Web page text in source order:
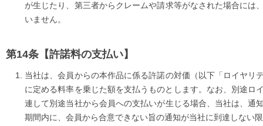
が生じたり、第三者からクレームや請求等がなされた場合に
いません。
【許諾料の支払い】
当社は、会員からの本作品に係る許諾の対価（以下「ロイヤ
に定める料率を乗じた額を支払うものとします。なお、別途
連して別途当社から会員への支払いが生じる場合、当社は、
期間内に、会員から合意できない旨の通知が当社に到達しない